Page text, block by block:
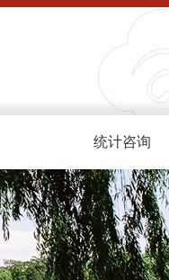
统计咨询